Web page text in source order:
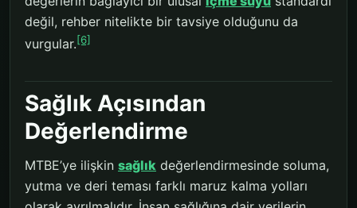
değil, rehber nitelikte bir tavsiye olduğunu da
vurgular.[6]
Sağlık Açısından
Değerlendirme
MTBE’ye ilişkin sağlık değerlendirmesinde soluma,
yutma ve deri teması farklı maruz kalma yolları